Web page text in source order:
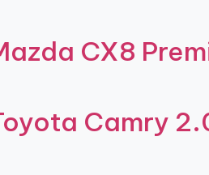
CX8
Camry